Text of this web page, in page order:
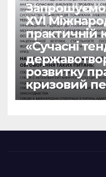
Запрошуємо
ХVІ
практичній
«Сучасні
розвитку
кризовий